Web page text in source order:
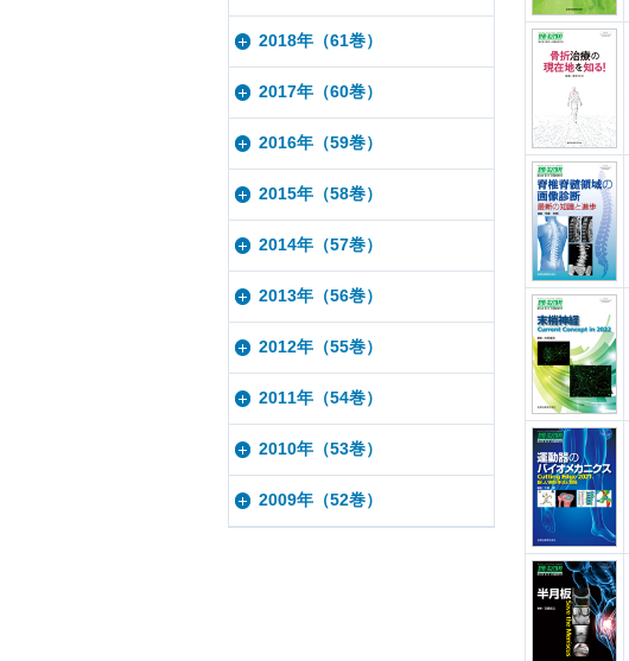
2018年（61巻）
2017年（60巻）
2016年（59巻）
2015年（58巻）
2014年（57巻）
2013年（56巻）
2012年（55巻）
2011年（54巻）
2010年（53巻）
2009年（52巻）